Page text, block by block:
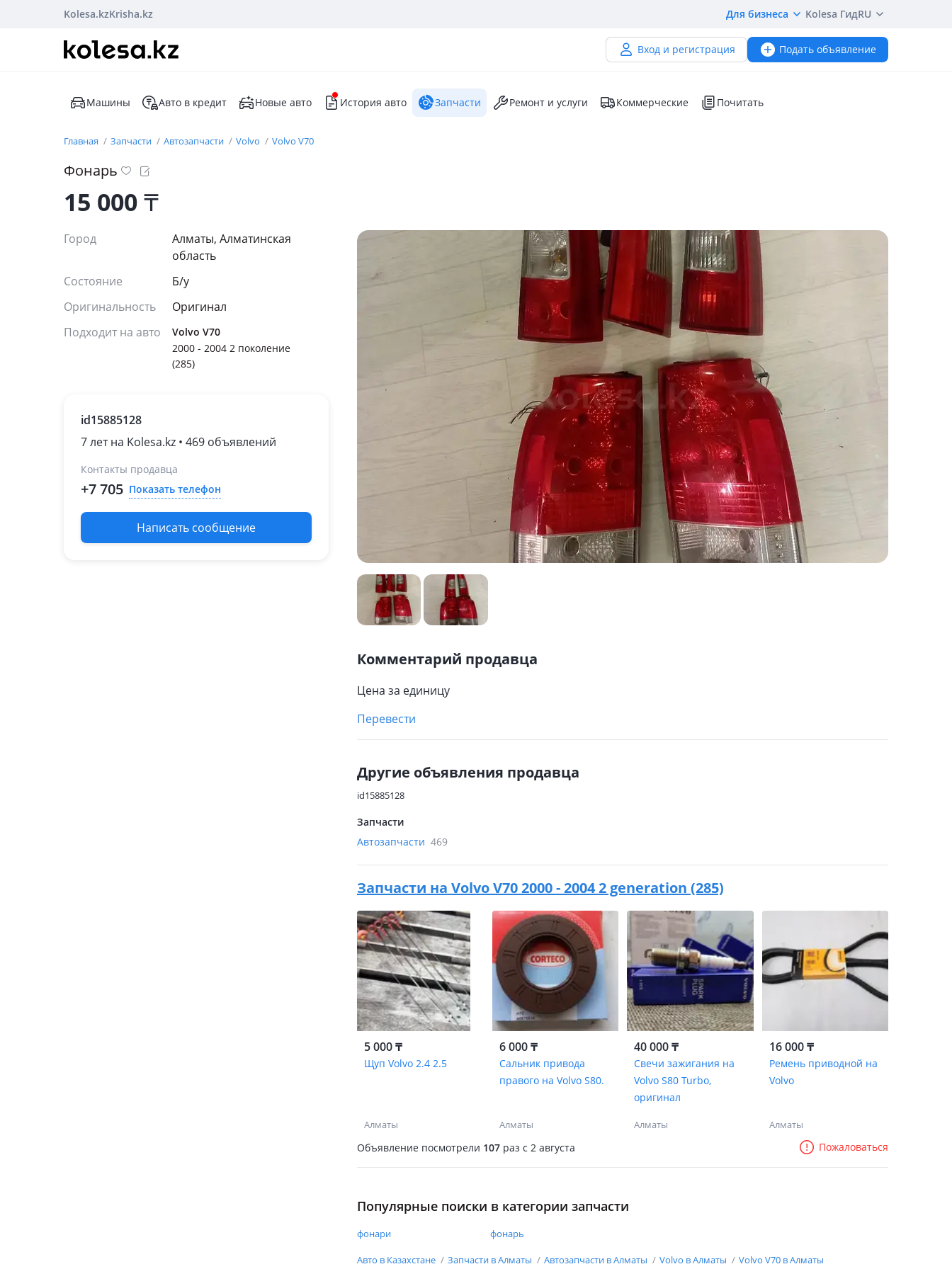
Kolesa.kzKrisha.kz Для бизнеса Kolesa ГидRU
Вход и регистрация Подать объявление
Машины Авто в кредит Новые авто История авто Запчасти Ремонт и услуги Коммерческие Почитать
Главная Запчасти Автозапчасти Volvo Volvo V70
Фонарь
15 000₸
Город
Алматы, Алматинская
область
Состояние
Б/y
Оригинальность
Оригинал
Подходит на авто
Volvo V70
2000 - 2004 2 поколение
(285)
id15885128
7 лет на Kolesa.kz • 469 объявлений
Контакты продавца
+7 705 Показать телефон
Написать сообщение
Комментарий продавца
Цена за единицу
Перевести
Другие объявления продавца
id15885128
Запчасти
Автозапчасти 469
Запчасти на Volvo V70 2000 - 2004 2 generation (285)
5 000 ₸
Щуп Volvo 2.4 2.5
Алматы
6 000 ₸
Сальник привода
правого на Volvo S80.
Алматы
40 000 ₸
Свечи зажигания на
Volvo S80 Turbo,
оригинал
Алматы
16 000 ₸
Ремень приводной на
Volvo
Алматы
Объявление посмотрели 107 раз c 2 августа Пожаловаться
Популярные поиски в категории запчасти
фонари фонарь
Авто в Казахстане Запчасти в Алматы Автозапчасти в Алматы Volvo в Алматы Volvo V70 в Алматы